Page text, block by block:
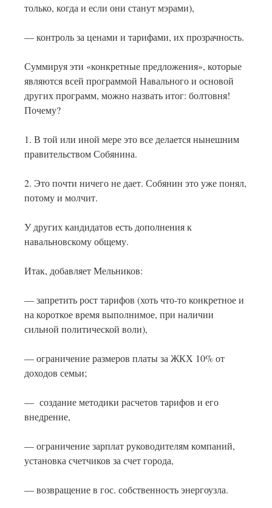
только, когда и если они станут мэрами),
— контроль за ценами и тарифами, их прозрачность.
Суммируя эти «конкретные предложения», которые
являются всей программой Навального и основой
других программ, можно назвать итог: болтовня!
Почему?
1. В той или иной мере это все делается нынешним
правительством Собянина.
2. Это почти ничего не дает. Собянин это уже понял,
потому и молчит.
У других кандидатов есть дополнения к
навальновскому общему.
Итак, добавляет Мельников:
— запретить рост тарифов (хоть что-то конкретное и
на короткое время выполнимое, при наличии
сильной политической воли),
— ограничение размеров платы за ЖКХ 10% от
доходов семьи;
— создание методики расчетов тарифов и его
внедрение,
— ограничение зарплат руководителям компаний,
установка счетчиков за счет города,
— возвращение в гос. собственность энергоузла.